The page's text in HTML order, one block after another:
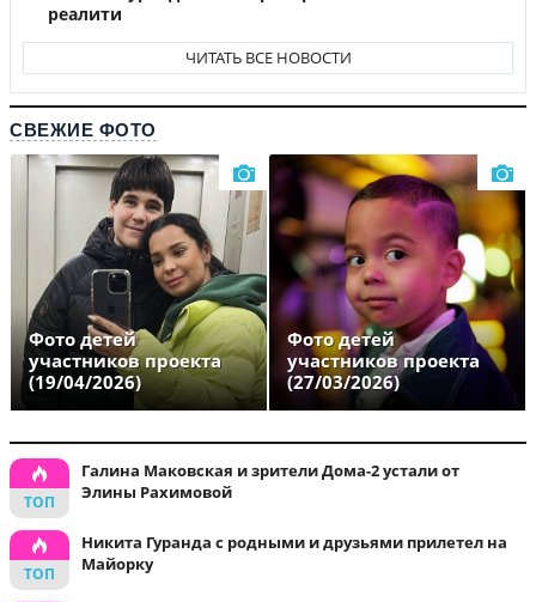
реалити
ЧИТАТЬ ВСЕ НОВОСТИ
СВЕЖИЕ ФОТО
Фото детей
участников проекта
(19/04/2026)
Фото детей
участников проекта
(27/03/2026)
Галина Маковская и зрители Дома-2 устали от
Элины Рахимовой
Никита Гуранда с родными и друзьями прилетел на
Майорку